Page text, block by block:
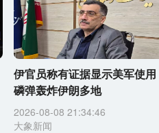
伊官员称有证据显示美军使用
磷弹轰炸伊朗多地
2026-08-08 21:34:46
大象新闻